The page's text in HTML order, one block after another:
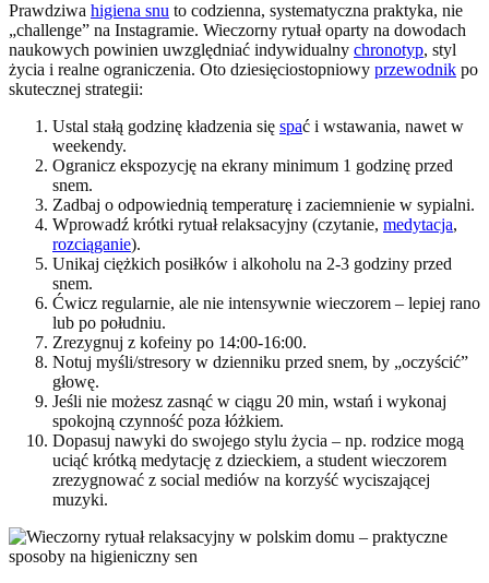
Prawdziwa higiena snu to codzienna, systematyczna praktyka, nie
„challenge” na Instagramie. Wieczorny rytuał oparty na dowodach
naukowych powinien uwzględniać indywidualny chronotyp, styl
życia i realne ograniczenia. Oto dziesięciostopniowy przewodnik po
skutecznej strategii:
Ustal stałą godzinę kładzenia się spać i wstawania, nawet w
weekendy.
Ogranicz ekspozycję na ekrany minimum 1 godzinę przed
snem.
Zadbaj o odpowiednią temperaturę i zaciemnienie w sypialni.
Wprowadź krótki rytuał relaksacyjny (czytanie, medytacja,
rozciąganie).
Unikaj ciężkich posiłków i alkoholu na 2-3 godziny przed
snem.
Ćwicz regularnie, ale nie intensywnie wieczorem – lepiej rano
lub po południu.
Zrezygnuj z kofeiny po 14:00-16:00.
Notuj myśli/stresory w dzienniku przed snem, by „oczyścić”
głowę.
Jeśli nie możesz zasnąć w ciągu 20 min, wstań i wykonaj
spokojną czynność poza łóżkiem.
Dopasuj nawyki do swojego stylu życia – np. rodzice mogą
uciąć krótką medytację z dzieckiem, a student wieczorem
zrezygnować z social mediów na korzyść wyciszającej
muzyki.